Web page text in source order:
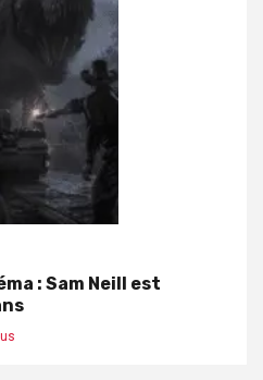
: Sam Neill est